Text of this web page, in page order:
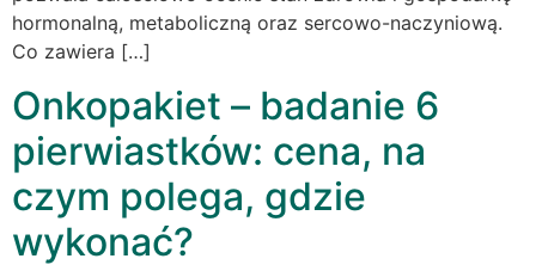
hormonalną, metaboliczną oraz sercowo-naczyniową.
Co zawiera […]
Onkopakiet – badanie 6
pierwiastków: cena, na
czym polega, gdzie
wykonać?